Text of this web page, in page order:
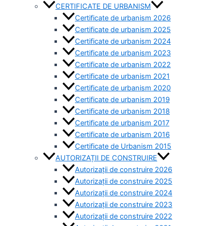
CERTIFICATE DE URBANISM
Certificate de urbanism 2026
Certificate de urbanism 2025
Certificate de urbanism 2024
Certificate de urbanism 2023
Certificate de urbanism 2022
Certificate de urbanism 2021
Certificate de urbanism 2020
Certificate de urbanism 2019
Certificate de urbanism 2018
Certificate de urbanism 2017
Certificate de urbanism 2016
Certificate de Urbanism 2015
AUTORIZAȚII DE CONSTRUIRE
Autorizații de construire 2026
Autorizații de construire 2025
Autorizații de construire 2024
Autorizații de construire 2023
Autorizații de construire 2022